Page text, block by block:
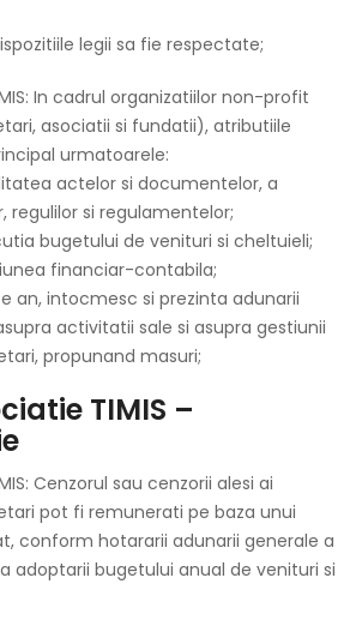
legii sa fie respectate;
In cadrul organizatiilor non-profit
asociatii si fundatii), atributiile
urmatoarele:
actelor si documentelor, a
regulilor si regulamentelor;
bugetului de venituri si cheltuieli;
financiar-contabila;
an, intocmesc si prezinta adunarii
activitatii sale si asupra gestiunii
propunand masuri;
TIMIS –
Cenzorul sau cenzorii alesi ai
pot fi remunerati pe baza unui
conform hotararii adunarii generale a
adoptarii bugetului anual de venituri si